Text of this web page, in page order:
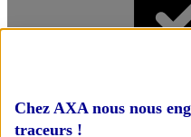
Conseiller
Chez AXA nous nous
traceurs !